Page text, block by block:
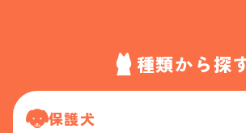
種類から探
保護犬